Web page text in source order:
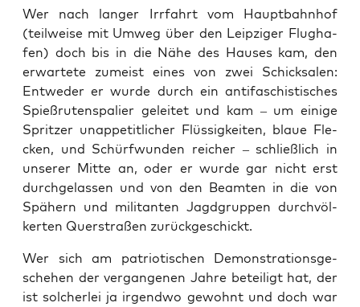
Wer nach lan­ger Irr­fahrt vom Haupt­bahn­hof
(teil­wei­se mit Umweg über den Leip­zi­ger Flug­ha­
fen) doch bis in die Nähe des Hau­ses kam, den
erwar­te­te zumeist eines von zwei Schick­sa­len:
Ent­we­der er wur­de durch ein anti­fa­schis­ti­sches
Spieß­ru­ten­spa­lier gelei­tet und kam – um eini­ge
Sprit­zer unap­pe­tit­li­cher Flüs­sig­kei­ten, blaue Fle­
cken, und Schürf­wun­den rei­cher – schließ­lich in
unse­rer Mit­te an, oder er wur­de gar nicht erst
durch­ge­las­sen und von den Beam­ten in die von
Spä­hern und mili­tan­ten Jagd­grup­pen durch­völ­
ker­ten Quer­stra­ßen zurückgeschickt.
Wer sich am patrio­ti­schen Demons­tra­ti­ons­ge­
sche­hen der ver­gan­ge­nen Jah­re betei­ligt hat, der
ist sol­cher­lei ja irgend­wo gewohnt und doch war